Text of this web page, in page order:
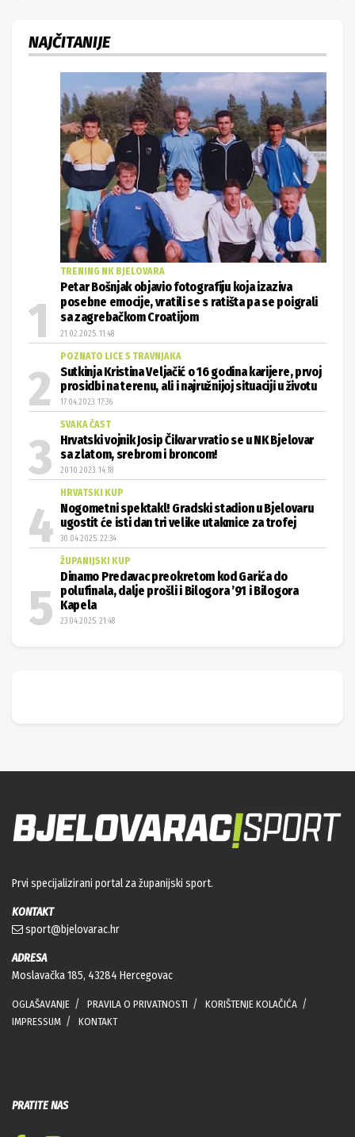
NAJČITANIJE
TRENING NK BJELOVARA
Petar Bošnjak objavio fotografiju koja izaziva
posebne emocije, vratili se s ratišta pa se poigrali
sa zagrebačkom Croatijom
21.02.2025. 11:48
POZNATO LICE S TRAVNJAKA
Sutkinja Kristina Veljačić o 16 godina karijere, prvoj
prosidbi na terenu, ali i najružnijoj situaciji u životu
17.04.2023. 17:36
SVAKA ČAST
Hrvatski vojnik Josip Čikvar vratio se u NK Bjelovar
sa zlatom, srebrom i broncom!
20.10.2023. 14:18
HRVATSKI KUP
Nogometni spektakl! Gradski stadion u Bjelovaru
ugostit će isti dan tri velike utakmice za trofej
30.04.2025. 22:34
ŽUPANIJSKI KUP
Dinamo Predavac preokretom kod Garića do
polufinala, dalje prošli i Bilogora ’91 i Bilogora
Kapela
23.04.2025. 21:48
Prvi specijalizirani portal za županijski sport.
KONTAKT
sport@bjelovarac.hr
ADRESA
Moslavačka 185, 43284 Hercegovac
OGLAŠAVANJE PRAVILA O PRIVATNOSTI
KORIŠTENJE KOLAČIĆA
IMPRESSUM
KONTAKT
PRATITE NAS